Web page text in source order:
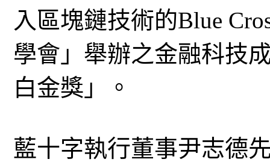
入區塊鏈技術的Blue
學會」舉辦之金融科技
白金獎」。
藍十字執行董事尹志德